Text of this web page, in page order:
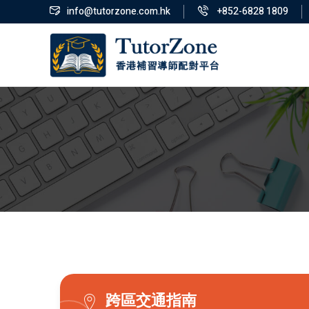
info@tutorzone.com.hk +852-6828 1809
跨區交通指南